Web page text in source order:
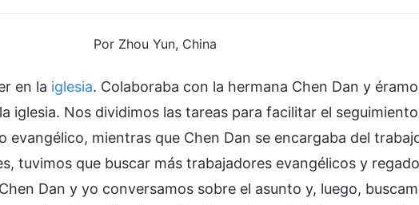
Por Zhou Yun, China
en la iglesia. Colaboraba con la hermana Chen Dan y
iglesia. Nos dividimos las tareas para facilitar el
evangélico, mientras que Chen Dan se encargaba del
tuvimos que buscar más trabajadores evangélicos y
Dan y yo conversamos sobre el asunto y, luego,